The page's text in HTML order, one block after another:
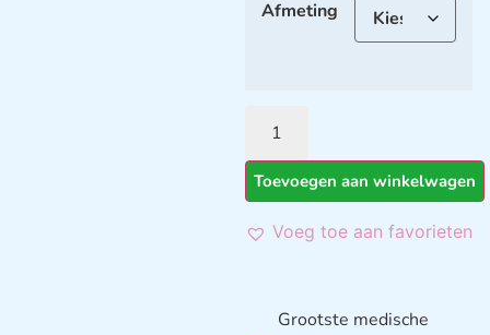
Afmeting
Toevoegen aan winkelwagen
Voeg toe aan favorieten
Grootste medische